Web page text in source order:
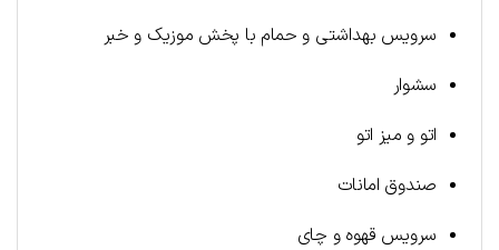
سرویس بهداشتی و حمام با پخش موزیک و خبر
سشوار
اتو و میز اتو
صندوق امانات
سرویس قهوه و چای